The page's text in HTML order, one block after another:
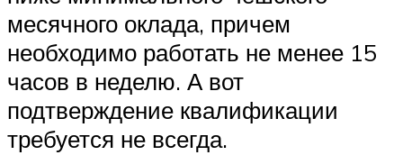
месячного оклада, причем
необходимо работать не менее 15
часов в неделю. А вот
подтверждение квалификации
требуется не всегда.